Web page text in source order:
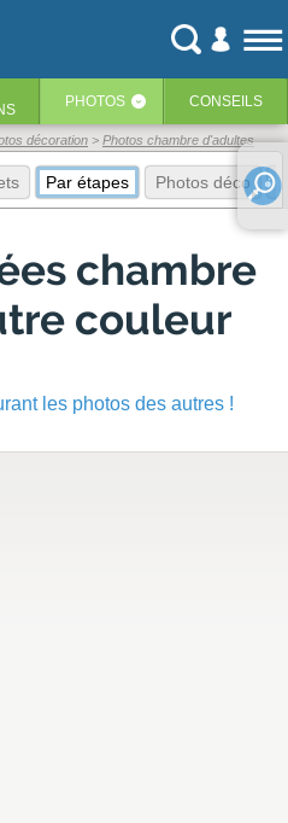
PHOTOS ‹ CONSEILS
décoration Photos chambre d'adultes
Par étapes Photos déco
chambre
couleur
les photos des autres !